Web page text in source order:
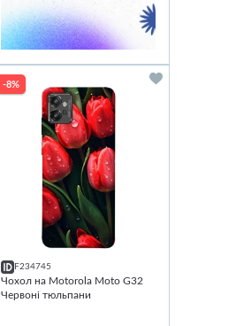
-8%
F234745
Чохол на Motorola Moto G32
Червоні тюльпани